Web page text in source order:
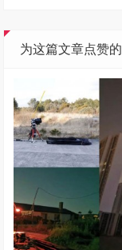
为这篇文章点赞